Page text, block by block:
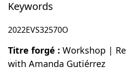
Keywords
2022EVS32570O
Titre forgé : Workshop |
with Amanda Gutiérrez